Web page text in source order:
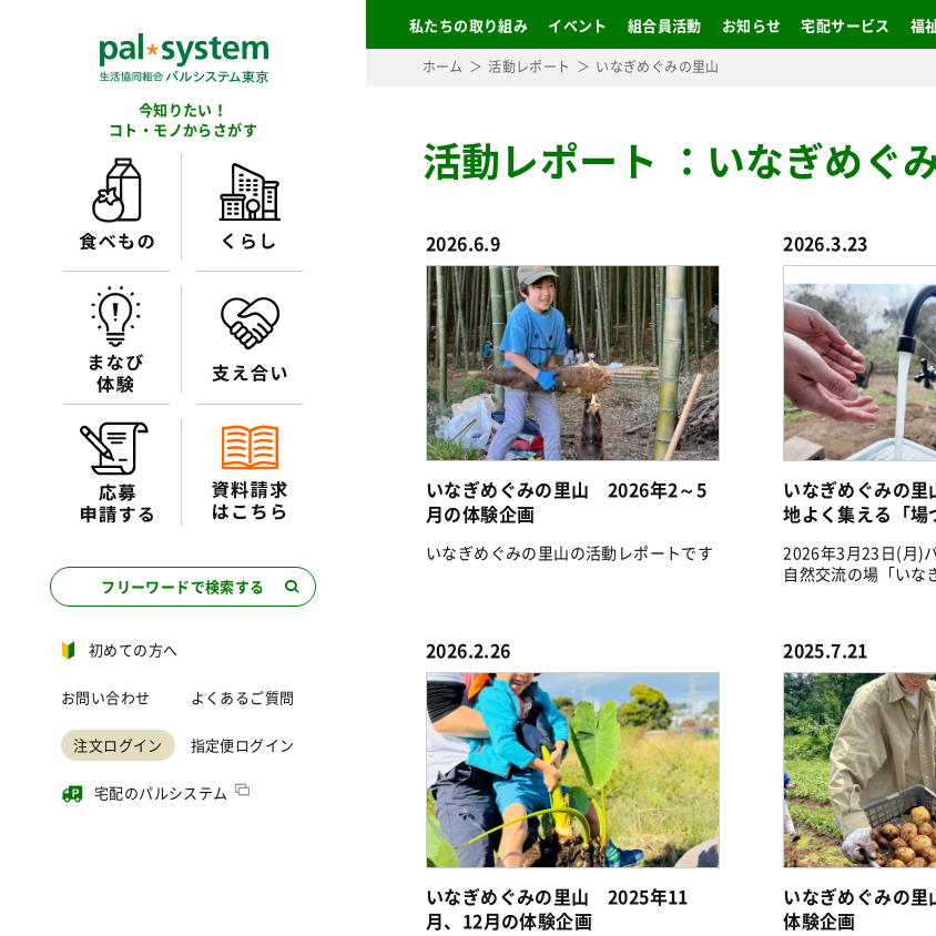
私たちの取り組み イベント 組合員活動 お知らせ 宅配サービス 福
今知りたい！
コト・モノからさがす
フリーワードで検索する
初めての方へ
お問い合わせ よくあるご質問
注文ログイン 指定便ログイン
宅配のパルシステム
ホーム 活動レポート いなぎめぐみの里山
活動レポート ： いなぎめぐ
2026.6.9
いなぎめぐみの里山 2026年2～5
月の体験企画
いなぎめぐみの里山の活動レポートです
2026.3.23
いなぎめぐみの
地よく集える「
2026年3月23日(月)
自然交流の場「いな
2026.2.26
いなぎめぐみの里山 2025年11
月、12月の体験企画
2025.7.21
いなぎめぐみの
体験企画